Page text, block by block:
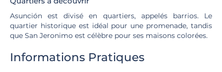
Asunción est divisé en quartiers, appelés barrios. Le
quartier historique est idéal pour une promenade, tandis
que San Jeronimo est célèbre pour ses maisons colorées.
Informations Pratiques